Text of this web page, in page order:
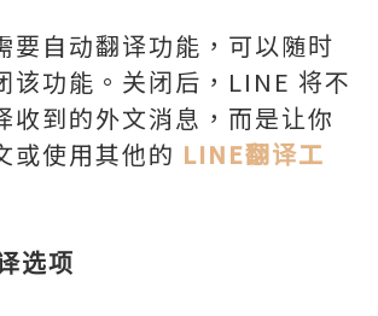
要自动翻译功能，可以随时
该功能。关闭后，LINE 将不
收到的外文消息，而是让你
或使用其他的 LINE翻译工
选项